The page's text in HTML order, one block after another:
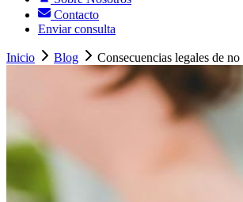
Contacto
Enviar consulta
Inicio Blog Consecuencias legales de